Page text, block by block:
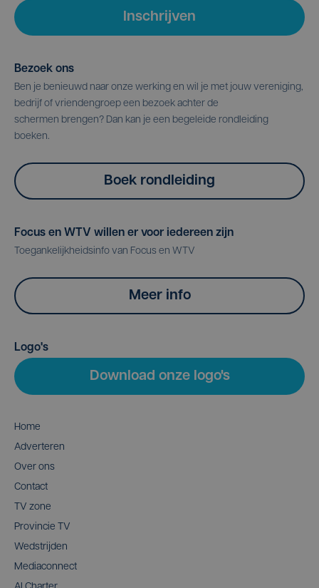
Inschrijven
Bezoek ons
Ben je benieuwd naar onze werking en wil je met jouw vereniging,
bedrijf of vriendengroep een bezoek achter de
schermen brengen? Dan kan je een begeleide rondleiding
boeken.
Boek rondleiding
Focus en WTV willen er voor iedereen zijn
Toegankelijkheidsinfo van Focus en WTV
Meer info
Logo's
Download onze logo's
Home
Adverteren
Over ons
Contact
TV zone
Provincie TV
Wedstrijden
Mediaconnect